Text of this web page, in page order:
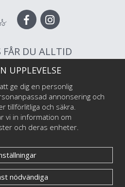
FÅR DU ALLTID
av högsta kvalitet
leverans
betalning
Sveriges första och största muggtryckeri av
företag, illustratörer och konstnärer. Vi
UPPLEVELSE
ge dig en personlig
annonsering och
tillförlitliga och säkra.
vi in information om
och deras enheter.
nödvändiga